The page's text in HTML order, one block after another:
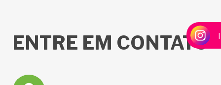
ENTRE EM CONTATO